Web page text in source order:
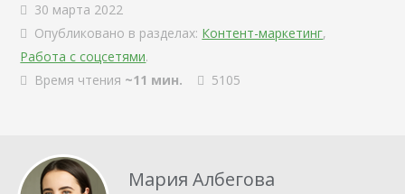
30 марта 2022
Опубликовано в разделах: Контент-маркетинг,
Работа с соцсетями.
Время чтения ~11 мин. 5105
Мария Албегова